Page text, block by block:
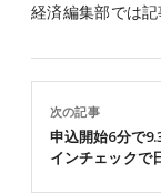
経済編集部では
次の記事
申込開始6分で
インチェックで